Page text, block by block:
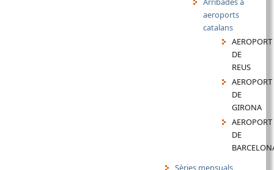
aeroports
catalans
AEROPORT
DE
REUS
AEROPORT
DE
GIRONA
AEROPORT
DE
Sèries mensuals